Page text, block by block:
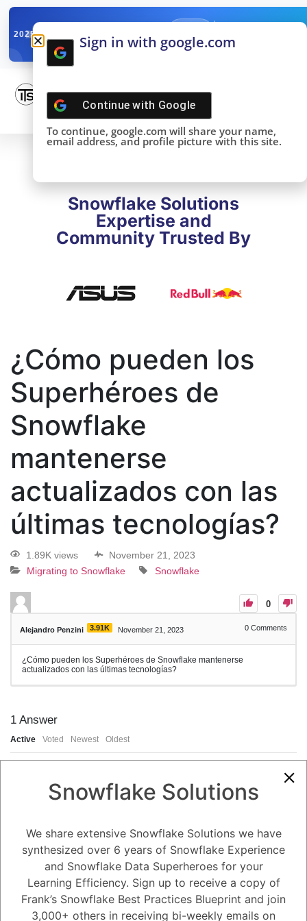
2025SNOWFLAKE SUMMIT
DONE!
Snowflake Solutions
Expertise and
Community Trusted By
¿Cómo pueden los
Superhéroes de
Snowflake
mantenerse
actualizados con las
últimas tecnologías?
1.89K views
November 21, 2023
Migrating to Snowflake
Snowflake
0
Alejandro Penzini 3.91K November 21, 2023 0 Comments
¿Cómo pueden los Superhéroes de Snowflake mantenerse
actualizados con las últimas tecnologías?
1 Answer
Active Voted Newest Oldest
importante que los Superhéroes de Snowflake se mantengan
actualizados con las últimas tendencias y tecnologías. Aquí hay
algunas maneras de hacerlo:
Lea blogs y artículos: Hay muchos blogs y artículos excelentes que
brindan información sobre las últimas tendencias y tecnologías de
datos. Algunos de los blogs más populares incluyen:
Datanami
Snowflake Solutions
We share extensive Snowflake Solutions we have
synthesized over 6 years of Snowflake Experience
and Snowflake Data Superheroes for your
Learning Efficiency. Sign up to receive a copy of
Frank’s Snowflake Best Practices Blueprint and join
3,000+ others in receiving bi-weekly emails on
Sign in with google.com
Continue with Google
To continue, google.com will share your name,
email address, and profile picture with this site.